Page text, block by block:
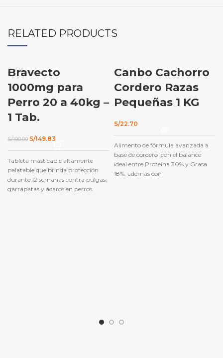
RELATED PRODUCTS
-21%
Bravecto
1000mg para
Perro 20 a 40kg –
1 Tab.
S/190.00 El
original
era:
S/190.00.
S/149.83
actual
es:
S/149.83.
Tableta masticable altamente
palatable que brinda protección
durante 12 semanas contra pulgas,
garrapatas y ácaros en perros.
AGOTADO
Canbo Cachorro
Cordero Razas
Pequeñas 1 KG
S/22.70
Alimento de fórmula avanzada a
base de cordero con el balance
ideal entre Proteína 30% y Grasa
18%, además con